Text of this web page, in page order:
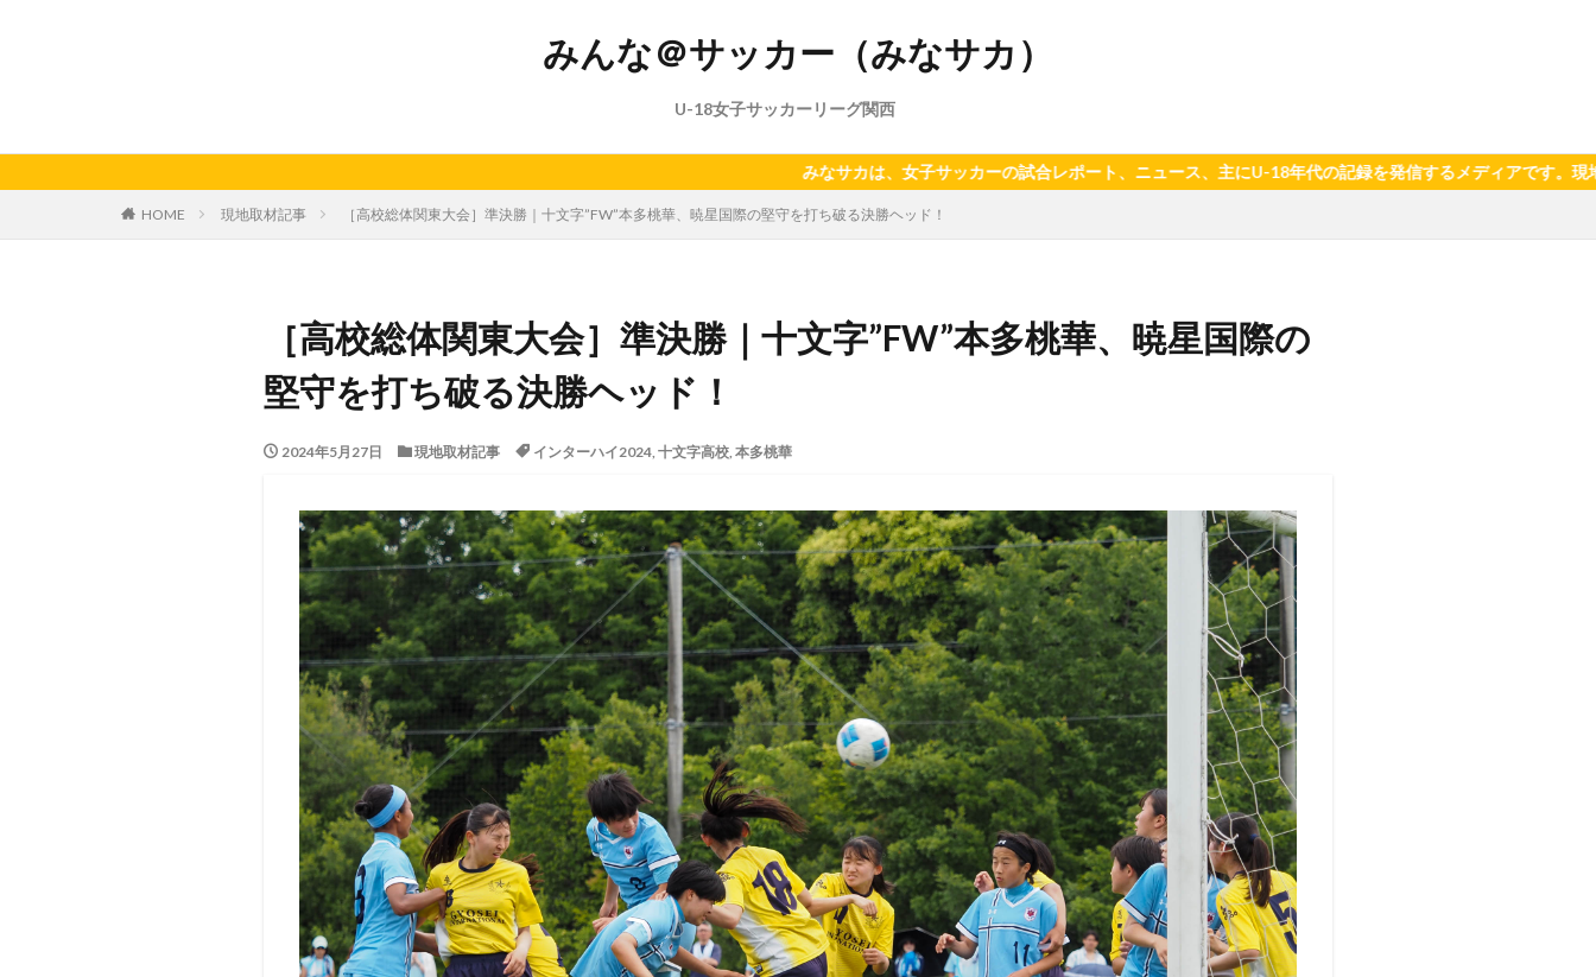
みんな＠サッカー（みなサカ）
U-18女子サッカーリーグ関西
みなサカは、女子サッカーの試合レポート、ニュース、主にU-18年代の記録を発信するメディアです。現地取材や写真、選手の言
HOME 現地取材記事 ［高校総体関東大会］準決勝｜十文字”FW”本多桃華、暁星国際の堅守を打ち破る決勝ヘッド！
［高校総体関東大会］準決勝｜十文字”FW”本多桃華、暁星国際の
堅守を打ち破る決勝ヘッド！
2024年5月27日 現地取材記事 インターハイ2024, 十文字高校, 本多桃華